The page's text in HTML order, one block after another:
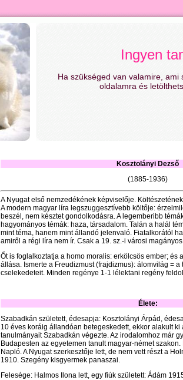
Ingyen
Ha szükséged van valamire,
oldalamra és
Kosztol ányi Dezső
(1885-1936)
A Nyugat első nemzedékének képviselője.
A modern magyar líra legszuggesztívebb költője:
beszél, nem késztet gondolkodásra. A legemberibb
hagyományos témák: haza, társadalom. Talán a halál
mint téma, hanem mint állandó jelenvaló. Fiatalkorától
amiről a régi líra nem ír. Csak a 19. sz.-i városi
Őt is foglalkoztatja a homo moralis: erkölcsös ember; és
állása. Ismerte a Freudizmust (frajdizmus): álomvilág =
cselekedeteit. Minden regénye 1-1 lélektani regény
Élete:
Szabadkán született, édesapja: Kosztolányi Árpád,
10 éves koráig állandóan betegeskedett, ekkor alakult
tanulmányait Szabadkán végezte. Az irodalomhoz már
Budapesten az egyetemen tanult magyar-német
Napló. A Nyugat szerkesztője lett, de nem vett részt a
1910. Szegény kisgyermek panaszai.
Felesége: Halmos Ilona lett, egy fiúk született: Ádám